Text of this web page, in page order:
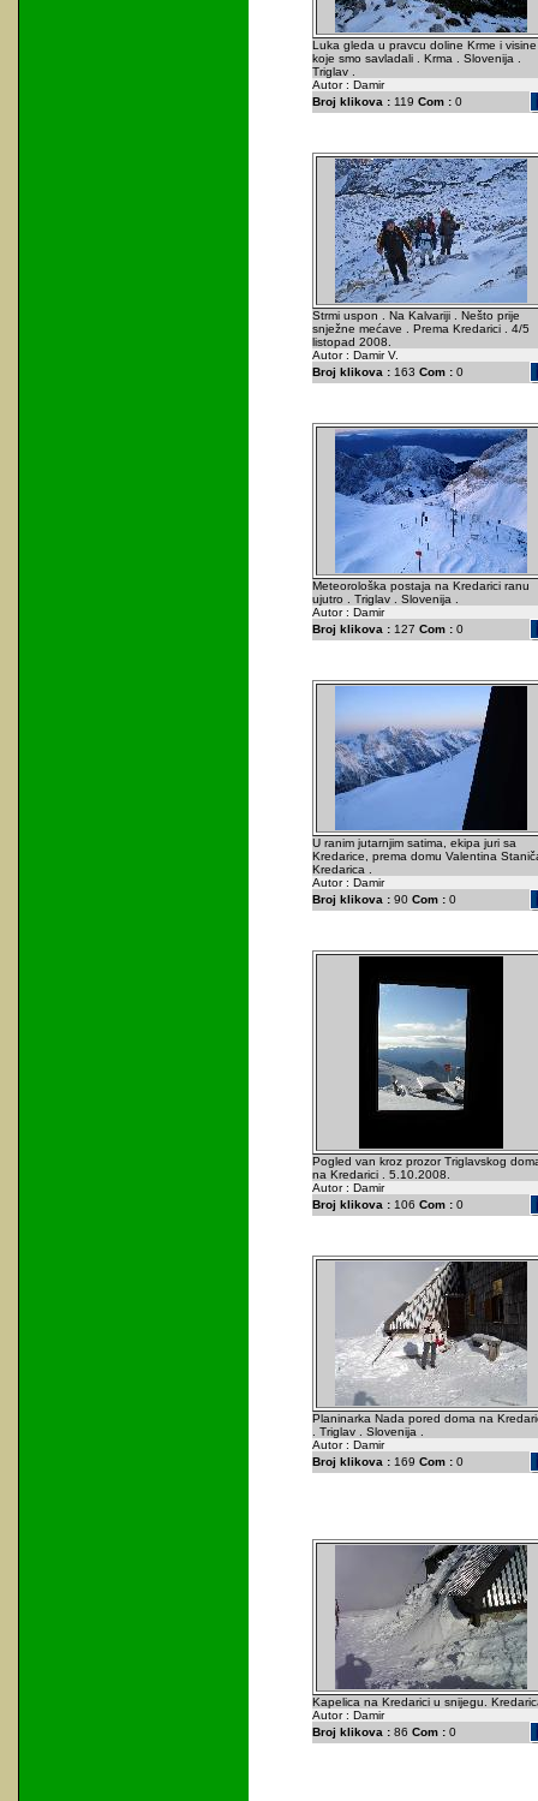
Luka gleda u pravcu doline Krme i visine
koje smo savladali . Krma . Slovenija .
Triglav .
Autor : Damir
Broj klikova :119 Com :0
Strmi uspon . Na Kalvariji . Nešto prije
snježne mećave . Prema Kredarici . 4/5
listopad 2008.
Autor : Damir V.
Broj klikova :163 Com :0
Meteorološka postaja na Kredarici ranu
ujutro . Triglav . Slovenija .
Autor : Damir
Broj klikova :127 Com :0
U ranim jutarnjim satima, ekipa juri sa
Kredarice, prema domu Valentina
Kredarica .
Autor : Damir
Broj klikova :90 Com :0
Pogled van kroz prozor Triglavskog
na Kredarici . 5.10.2008.
Autor : Damir
Broj klikova :106 Com :0
Planinarka Nada pored doma na
. Triglav . Slovenija .
Autor : Damir
Broj klikova :169 Com :0
Kapelica na Kredarici u snijegu.
Autor : Damir
Broj klikova :86 Com :0